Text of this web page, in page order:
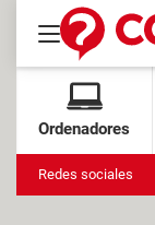
Ordenadores
Redes sociales